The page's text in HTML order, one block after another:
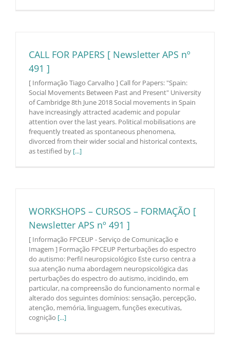
CALL FOR PAPERS [ Newsletter APS nº
491 ]
[ Informação Tiago Carvalho ] Call for Papers: "Spain:
Social Movements Between Past and Present" University
of Cambridge 8th June 2018 Social movements in Spain
have increasingly attracted academic and popular
attention over the last years. Political mobilisations are
frequently treated as spontaneous phenomena,
divorced from their wider social and historical contexts,
as testified by [...]
WORKSHOPS – CURSOS – FORMAÇÃO [
Newsletter APS nº 491 ]
[ Informação FPCEUP - Serviço de Comunicação e
Imagem ] Formação FPCEUP Perturbações do espectro
do autismo: Perfil neuropsicológico Este curso centra a
sua atenção numa abordagem neuropsicológica das
perturbações do espectro do autismo, incidindo, em
particular, na compreensão do funcionamento normal e
alterado dos seguintes domínios: sensação, percepção,
atenção, memória, linguagem, funções executivas,
cognição [...]